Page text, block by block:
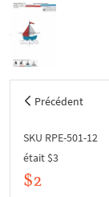
Précédent
SKU RPE-501-12
était $3
$2